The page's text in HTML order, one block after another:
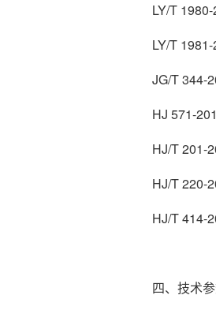
LY/T
LY/T
JG/T 344-
HJ 571-
HJ/T 201-
HJ/T 220-
HJ/T 414-
四、技术